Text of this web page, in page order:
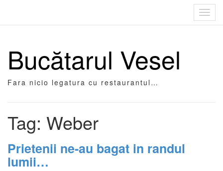
Bucătarul Vesel
Fara nicio legatura cu restaurantul…
Tag: Weber
Prietenii ne-au bagat in randul
lumii…